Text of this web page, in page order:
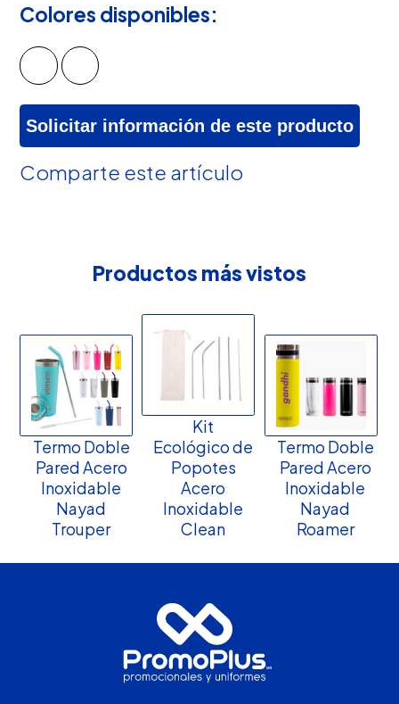
Colores disponibles:
Solicitar información de este producto
Comparte este artículo
Productos más vistos
Termo Doble
Pared Acero
Inoxidable
Nayad
Trouper
Kit
Ecológico de
Popotes
Acero
Inoxidable
Clean
Termo Doble
Pared Acero
Inoxidable
Nayad
Roamer